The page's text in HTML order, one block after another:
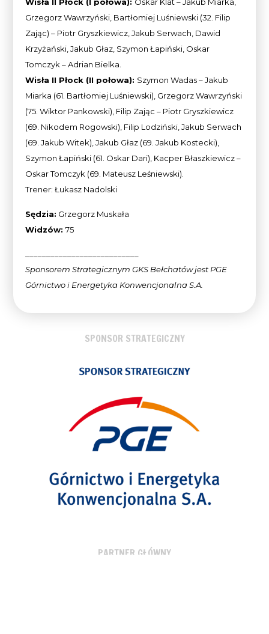
Wisła II Płock (I połowa): Oskar Klat – Jakub Miarka,
Grzegorz Wawrzyński, Bartłomiej Luśniewski (32. Filip
Zając) – Piotr Gryszkiewicz, Jakub Serwach, Dawid
Krzyżański, Jakub Głaz, Szymon Łapiński, Oskar
Tomczyk – Adrian Bielka.
Wisła II Płock (II połowa): Szymon Wadas – Jakub
Miarka (61. Bartłomiej Luśniewski), Grzegorz Wawrzyński
(75. Wiktor Pankowski), Filip Zając – Piotr Gryszkiewicz
(69. Nikodem Rogowski), Filip Lodziński, Jakub Serwach
(69. Jakub Witek), Jakub Głaz (69. Jakub Kostecki),
Szymon Łapiński (61. Oskar Dari), Kacper Błaszkiewicz –
Oskar Tomczyk (69. Mateusz Leśniewski).
Trener: Łukasz Nadolski
Sędzia: Grzegorz Muskała
Widzów:75
Sponsorem Strategicznym GKS Bełchatów jest PGE
Górnictwo i Energetyka Konwencjonalna S.A.
SPONSOR STRATEGICZNY
PARTNER GŁÓWNY